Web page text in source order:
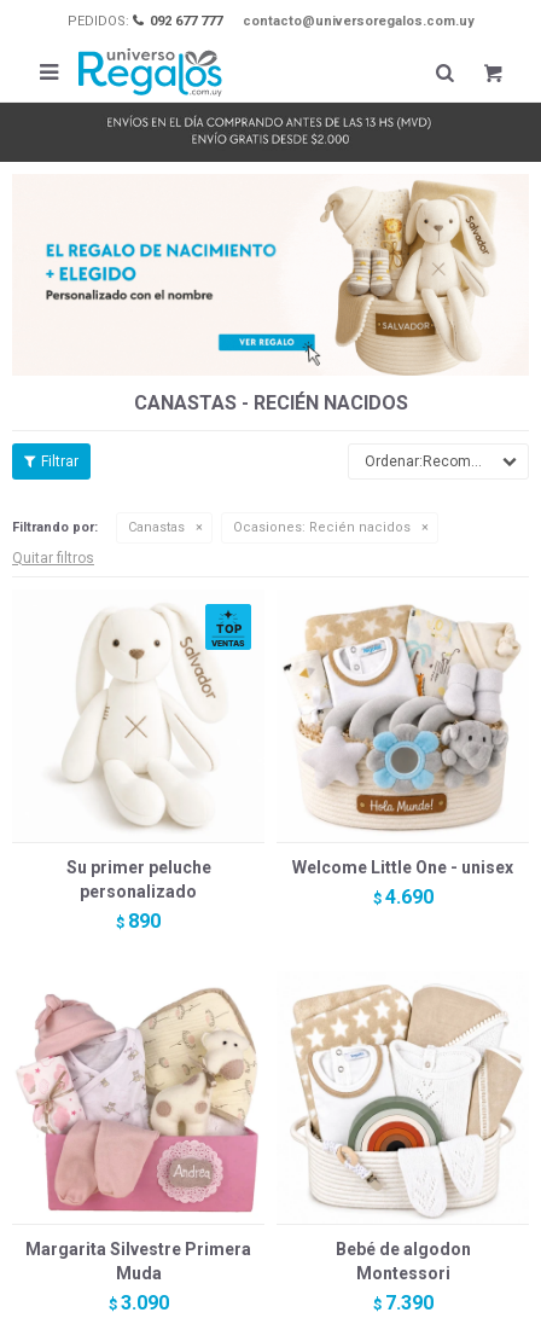
PEDIDOS: 092 677 777 contacto@universoregalos.com.uy

CANASTAS - RECIÉN NACIDOS
Recomendados
Filtrando por: Canastas Ocasiones: Recién nacidos
Quitar filtros
Su primer peluche
personalizado
$ 890
Welcome Little One - unisex
$ 4.690
Margarita Silvestre Primera
Muda
$ 3.090
Bebé de algodon
Montessori
$ 7.390